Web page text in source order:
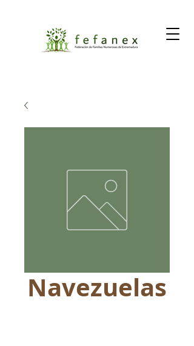
Navezuelas